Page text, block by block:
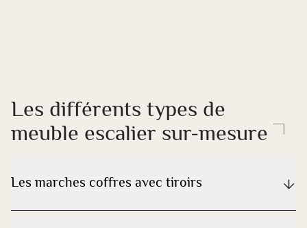
Les différents types de
meuble escalier sur-mesure
Les marches coffres avec tiroirs